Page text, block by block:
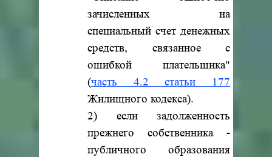
зачисленных на
специальный счет денежных
средств, связанное с
ошибкой плательщика"
(часть 4.2 статьи 177
Жилищного кодекса).
2) если задолженность
прежнего собственника -
публичного образования